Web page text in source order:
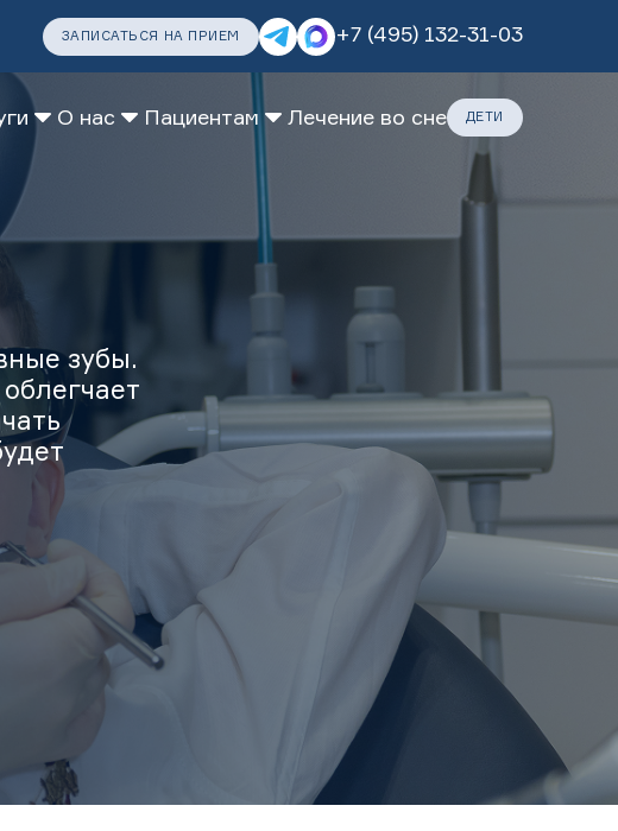
ЗАПИСАТЬСЯ НА ПРИЕМ +7 (495) 132-31-03
ДАРИТЕ ЗАБОТУ
О нас Пациентам Лечение во сне ДЕТИ
зубы.